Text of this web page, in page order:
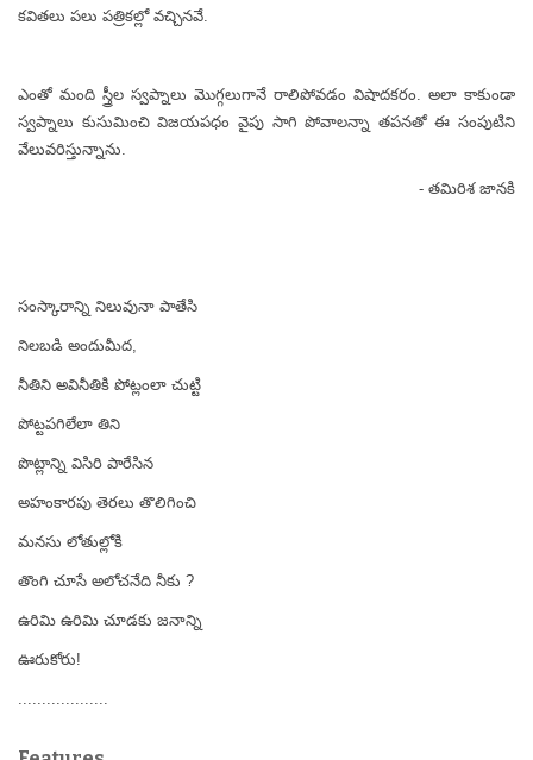
కవితలు పలు పత్రికల్లో వచ్చినవే.
ఎంతో మంది స్త్రీల స్వప్నాలు మొగ్గలుగానే రాలిపోవడం విషాదకరం. అలా కాకుండా
స్వప్నాలు కుసుమించి విజయపధం వైపు సాగి పోవాలన్నా తపనతో ఈ సంపుటిని
వేలువరిస్తున్నాను.
- తమిరిశ జానకి
సంస్కారాన్ని నిలువునా పాతేసి
నిలబడి అందుమీద,
నీతిని అవినీతికి పోట్లంలా చుట్టి
పోట్టపగిలేలా తిని
పొట్లాన్ని విసిరి పారేసిన
అహంకారపు తెరలు తొలిగించి
మనసు లోతుల్లోకి
తొంగి చూసే అలోచనేది నీకు ?
ఉరిమి ఉరిమి చూడకు జనాన్ని
ఊరుకోరు!
...................